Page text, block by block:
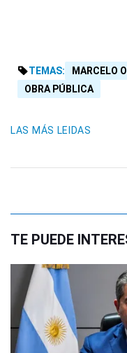
TEMAS: MARCELO
OBRA PÚBLICA
LAS MÁS LEIDAS
TE PUEDE